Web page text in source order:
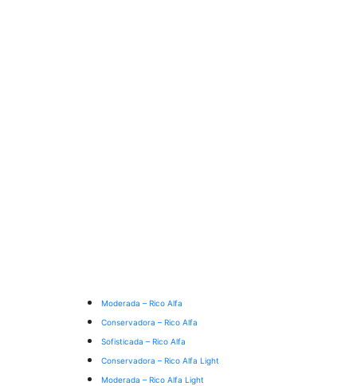
Moderada – Rico Alfa
Conservadora – Rico Alfa
Sofisticada – Rico Alfa
Conservadora – Rico Alfa Light
Moderada – Rico Alfa Light